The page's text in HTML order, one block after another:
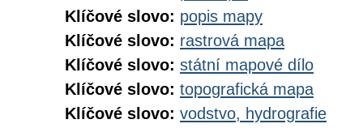
Klíčové slovo: popis mapy
Klíčové slovo: rastrová mapa
Klíčové slovo: státní mapové dílo
Klíčové slovo: topografická mapa
Klíčové slovo: vodstvo, hydrografie